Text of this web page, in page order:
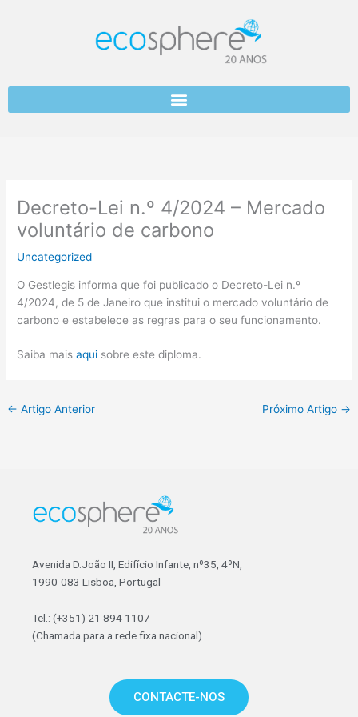
Decreto-Lei n.º 4/2024 – Mercado
voluntário de carbono
Uncategorized
O Gestlegis informa que foi publicado o Decreto-Lei n.º
4/2024, de 5 de Janeiro que institui o mercado voluntário de
carbono e estabelece as regras para o seu funcionamento.
Saiba maisaqui sobre este diploma.
← Artigo Anterior Próximo Artigo →
Avenida D.João II, Edifício Infante, nº35, 4ºN,
1990-083 Lisboa, Portugal
Tel.: (+351) 21 894 1107
(Chamada para a rede fixa nacional)
CONTACTE-NOS